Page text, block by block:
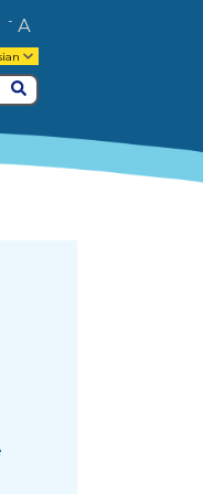
- А
Представлять на